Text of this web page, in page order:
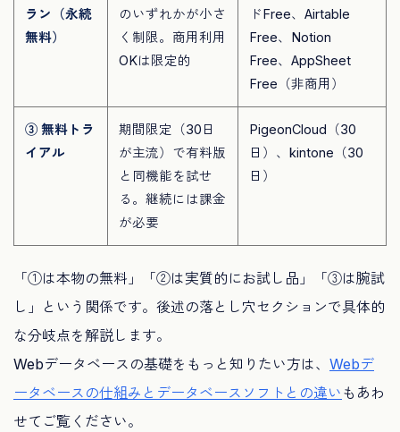
ラン（永続
無料）
のいずれかが小さ
く制限。商用利用
OKは限定的
ドFree、Airtable
Free、Notion
Free、AppSheet
Free（非商用）
③ 無料トラ
イアル
期間限定（30日
が主流）で有料版
と同機能を試せ
る。継続には課金
が必要
PigeonCloud（30
日）、kintone（30
日）
「①は本物の無料」「②は実質的にお試し品」「③は腕試
し」という関係です。後述の落とし穴セクションで具体的
な分岐点を解説します。
Webデータベースの基礎をもっと知りたい方は、 Webデ
ータベースの仕組みとデータベースソフトとの違い もあわ
せてご覧ください。